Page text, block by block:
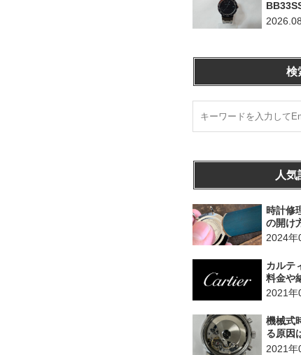
いまし
検
人気
時計修
の開け
る？
2024年
カルテ
料金や
門店の
2021年
機械式
る原因
の技術
2021年